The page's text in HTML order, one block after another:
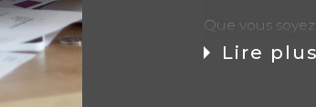
Que vous
culturelles, ou
Lire plus